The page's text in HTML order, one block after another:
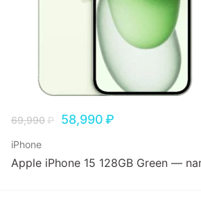
69,990₽ 58,990₽
iPhone
Apple iPhone 15 128GB Green —